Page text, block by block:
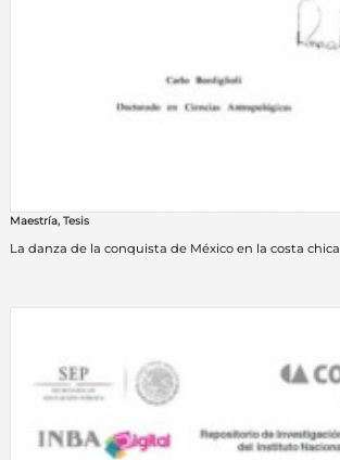
Maestría, Tesis
La danza de la conquista de México en la costa chica